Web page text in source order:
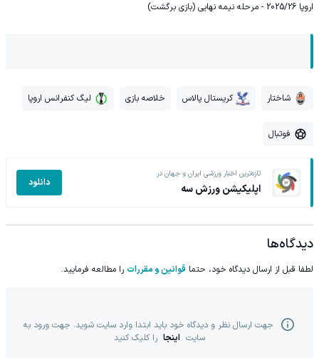
اروپا 2025/26 - مرحله نیمه نهایی (بازی برگشت)
شاختار کریستال پالاس خلاصه بازی لیگ کنفرانس اروپا
فوتبال
تازه‌ترین اخبار ورزشی ایران و جهان در
اپلیکیشن ورزش سه دانلود
دیدگاه‌ها
لطفا قبل از ارسال دیدگاه خود، حتما قوانین و مقررات را مطالعه فرمایید.
جهت ارسال نظر و دیدگاه خود باید ابتدا وارد سایت شوید. جهت ورود به
سایت اینجا را کلیک کنید